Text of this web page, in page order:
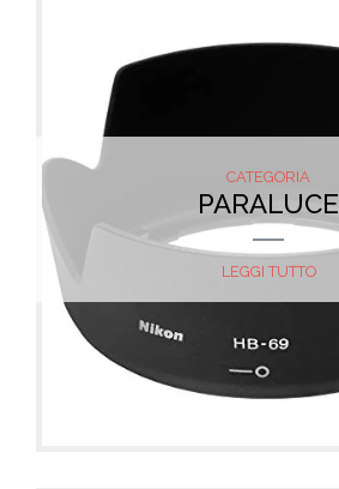
CATEGORIA
PARALUCE
LEGGI TUTTO